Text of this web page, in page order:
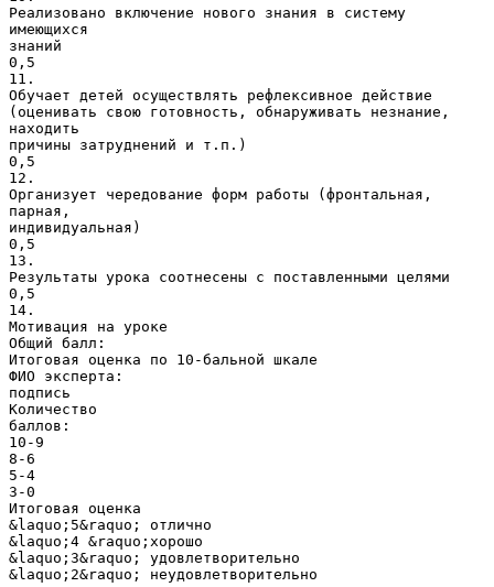
Реализовано включение нового знания в систему
имеющихся
знаний
0,5
11.
Обучает детей осуществлять рефлексивное действие
(оценивать свою готовность, обнаруживать незнание,
находить
причины затруднений и т.п.)
0,5
12.
Организует чередование форм работы (фронтальная,
парная,
индивидуальная)
0,5
13.
Результаты урока соотнесены с поставленными целями
0,5
14.
Мотивация на уроке
Общий балл:
Итоговая оценка по 10-бальной шкале
ФИО эксперта:
подпись
Количество
баллов:
10-9
8-6
5-4
3-0
Итоговая оценка
&laquo;5&raquo; отлично
&laquo;4 &raquo;хорошо
&laquo;3&raquo; удовлетворительно